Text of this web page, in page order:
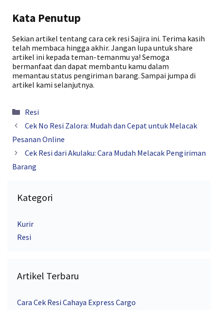
Kata Penutup
Sekian artikel tentang cara cek resi Sajira ini. Terima kasih
telah membaca hingga akhir. Jangan lupa untuk share
artikel ini kepada teman-temanmu ya! Semoga
bermanfaat dan dapat membantu kamu dalam
memantau status pengiriman barang. Sampai jumpa di
artikel kami selanjutnya.
Kategori
Resi
Cek No Resi Zalora: Mudah dan Cepat untuk Melacak
Pesanan Online
Cek Resi dari Akulaku: Cara Mudah Melacak Pengiriman
Barang
Kategori
Kurir
Resi
Artikel Terbaru
Cara Cek Resi Cahaya Express Cargo